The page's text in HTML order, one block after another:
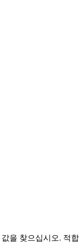
을 찾으십시오. 적합